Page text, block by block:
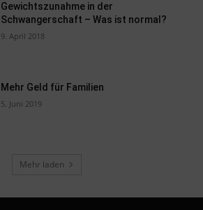
Gewichtszunahme in der
Schwangerschaft – Was ist normal?
9. April 2018
Mehr Geld für Familien
5. Juni 2019
Mehr laden